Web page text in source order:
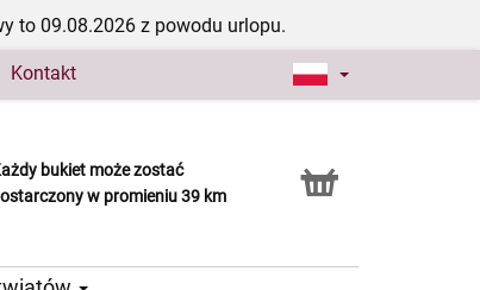
to 09.08.2026 z powodu urlopu.
Kontakt
bukiet może zostać
w promieniu 39 km
Click & Collect